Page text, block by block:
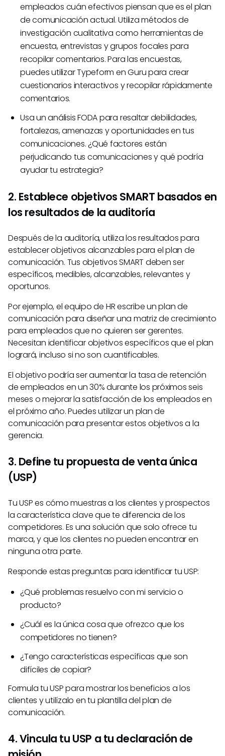
empleados cuán efectivos piensan que es el plan
de comunicación actual. Utiliza métodos de
investigación cualitativa como herramientas de
encuesta, entrevistas y grupos focales para
recopilar comentarios. Para las encuestas,
puedes utilizar Typeform en Guru para crear
cuestionarios interactivos y recopilar rápidamente
comentarios.
Usa un análisis FODA para resaltar debilidades,
fortalezas, amenazas y oportunidades en tus
comunicaciones. ¿Qué factores están
perjudicando tus comunicaciones y qué podría
ayudar tu estrategia?
2. Establece objetivos SMART basados en
los resultados de la auditoría
Después de la auditoría, utiliza los resultados para
establecer objetivos alcanzables para el plan de
comunicación. Tus objetivos SMART deben ser
específicos, medibles, alcanzables, relevantes y
oportunos.
Por ejemplo, el equipo de HR escribe un plan de
comunicación para diseñar una matriz de crecimiento
para empleados que no quieren ser gerentes.
Necesitan identificar objetivos específicos que el plan
logrará, incluso si no son cuantificables.
El objetivo podría ser aumentar la tasa de retención
de empleados en un 30% durante los próximos seis
meses o mejorar la satisfacción de los empleados en
el próximo año. Puedes utilizar un plan de
comunicación para presentar estos objetivos a la
gerencia.
3. Define tu propuesta de venta única
(USP)
Tu USP es cómo muestras a los clientes y prospectos
la característica clave que te diferencia de los
competidores. Es una solución que solo ofrece tu
marca, y que los clientes no pueden encontrar en
ninguna otra parte.
Responde estas preguntas para identificar tu USP:
¿Qué problemas resuelvo con mi servicio o
producto?
¿Cuál es la única cosa que ofrezco que los
competidores no tienen?
¿Tengo características específicas que son
difíciles de copiar?
Formula tu USP para mostrar los beneficios a los
clientes y utilízalo en tu plantilla del plan de
comunicación.
4. Vincula tu USP a tu declaración de